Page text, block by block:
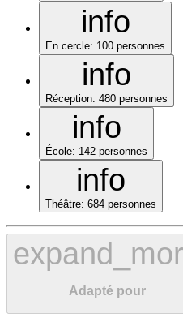
info
En cercle: 100 personnes
info
Réception: 480 personnes
info
École: 142 personnes
info
Théâtre: 684 personnes
Adapté pour